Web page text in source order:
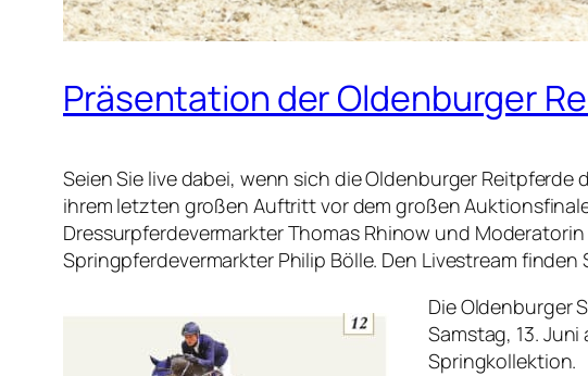
Präsentation der Oldenburger
Seien Sie live dabei, wenn sich die Oldenburger Reitpferde
ihrem letzten großen Auftritt vor dem großen
Dressurpferdevermarkter Thomas Rhinow und
Springpferdevermarkter Philip Bölle. Den Livestream
Die Oldenburger
Samstag, 13.
Springkollektion.